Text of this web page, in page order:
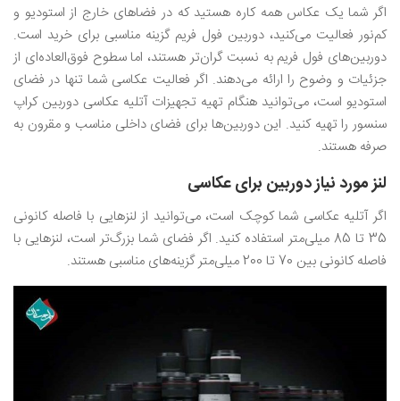
اگر شما یک عکاس همه کاره هستید که در فضاهای خارج از استودیو و
کم‌نور فعالیت می‌کنید، دوربین فول فریم گزینه مناسبی برای خرید است.
دوربین‌های فول فریم به نسبت گران‌تر هستند، اما سطوح فوق‌العاده‌ای از
جزئیات و وضوح را ارائه می‌دهند. اگر فعالیت عکاسی شما تنها در فضای
استودیو است، می‌توانید هنگام تهیه تجهیزات آتلیه عکاسی دوربین کراپ
سنسور را تهیه کنید. این دوربین‌ها برای فضای داخلی مناسب و مقرون به
صرفه هستند.
لنز مورد نیاز دوربین برای عکاسی
اگر آتلیه عکاسی شما کوچک است، می‌توانید از لنزهایی با فاصله کانونی
35 تا 85 میلی‌متر استفاده کنید‌. اگر فضای شما بزرگ‌تر است، لنزهایی با
فاصله کانونی بین 70 تا 200 میلی‌متر گزینه‌های مناسبی هستند.